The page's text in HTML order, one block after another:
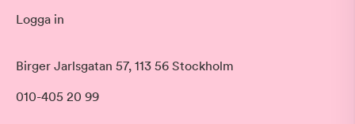
Akut tandvård
Basundersökning
Morgon
Logga in
Birger Jarlsgatan 57, 113 56 Stockholm
010-405 20 99